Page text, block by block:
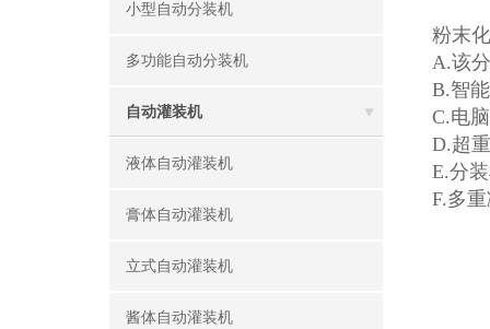
小型自动分装机
多功能自动分装机
自动灌装机
液体自动灌装机
膏体自动灌装机
立式自动灌装机
酱体自动灌装机
粉末
A.该
B.智
C.电
D.超
E.分
F.多